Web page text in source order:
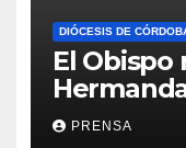
DIÓCESIS DE
El Obispo
PRENSA